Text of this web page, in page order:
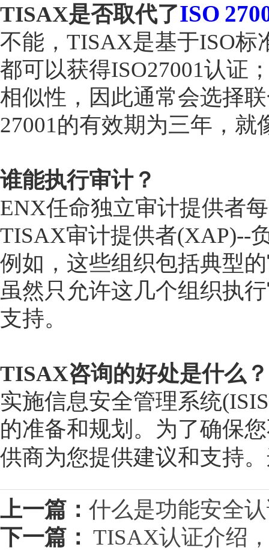
TISAX是否取代了ISO
不能，TISAX是基于ISO标
都可以获得ISO27001认证
相似性，因此通常会选择
27001的有效期为三年，
谁能执行审计？
ENX任命独立审计提供者
TISAX审计提供者(XAP)--
例如，这些组织包括典型
虽然只允许这几个组织执
支持。
TISAX咨询的好处是什么？
实施信息安全管理系统
的准备和规划。为了确保
供商为您提供建议和支持
上一篇： 什么是功能安全
下一篇： TISAX认证介绍